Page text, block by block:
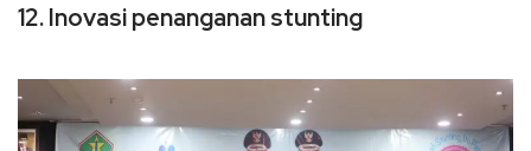
12. Inovasi penanganan stunting